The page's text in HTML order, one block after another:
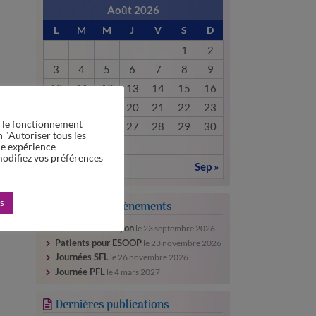
Août 2026
L M M J V S D
1
2
3
4 5 6 7 8
9
10
11 12 13 14 15
16
20 21 22
23
24
25 27 28 29
30
31
« Juil
Sep »
Prochains évènements
Festival santé Lyonle 23 septembre 2026
Patients pour ESOOPle 23 novembre 2026
Journées SFLle 26 novembre 2026
Journée PFLle4 mars 2027
Dernières publications
le fonctionnement
"Autoriser tous les
expérience
vos préférences